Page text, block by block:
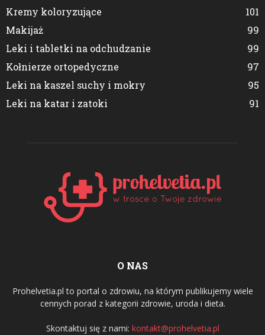
Kremy koloryzujące
101
Makijaż
99
Leki i tabletki na odchudzanie
99
Kołnierze ortopedyczne
97
Leki na kaszel suchy i mokry
95
Leki na katar i zatoki
91
O NAS
Prohelvetia.pl to portal o zdrowiu, na którym publikujemy wiele
cennych porad z kategorii zdrowie, uroda i dieta.
Skontaktuj się z nami: kontakt@prohelvetia.pl